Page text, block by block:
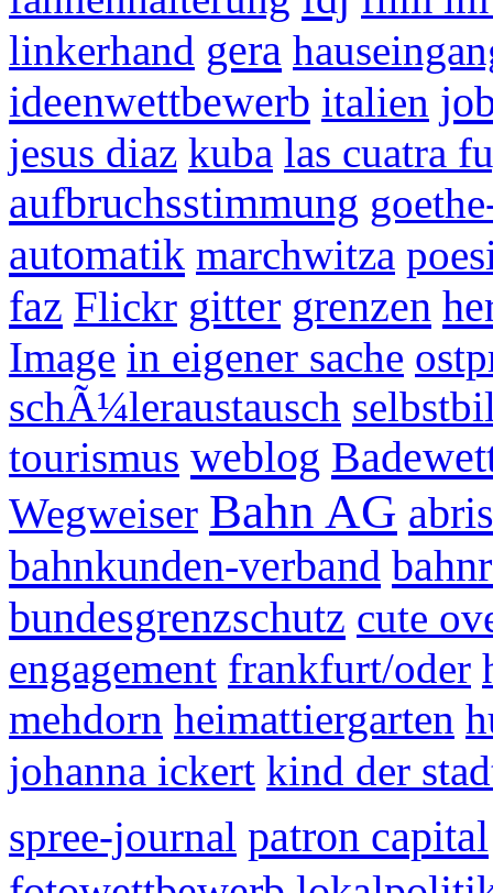
linkerhand gera
ideenwettbewerb italien
jesus diaz kuba las cuatra
aufbruchsstimmung
automatik marchwitza
faz Flickr gitter grenzen
Image in eigener sache
schÃ¼leraustausch
tourismus weblog
Wegweiser Bahn AG
bahnkunden-verband
bundesgrenzschutz cute
engagement frankfurt/oder
mehdorn heimattiergarten
johanna ickert kind der
spree-journal patron capital